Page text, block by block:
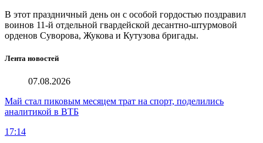
В этот праздничный день он с особой гордостью поздравил
воинов 11-й отдельной гвардейской десантно-штурмовой
орденов Суворова, Жукова и Кутузова бригады.
Лента новостей
07.08.2026
Май стал пиковым месяцем трат на спорт, поделились
аналитикой в ВТБ
17:14